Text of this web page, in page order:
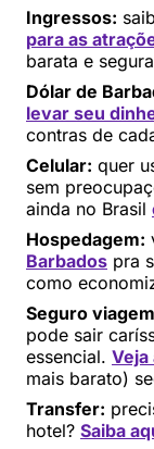
Ingressos:
para as
barata e
Dólar de
levar seu
contras de
Celular: quer
sem
ainda no Brasil
Hospedagem:
Barbados pra
como
Seguro
pode sair
essencial. Veja
mais barato)
Transfer:
hotel? Saiba